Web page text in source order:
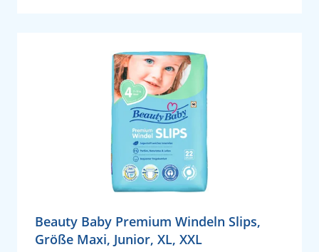
Beauty Baby Premium Windeln Slips,
Größe Maxi, Junior, XL, XXL